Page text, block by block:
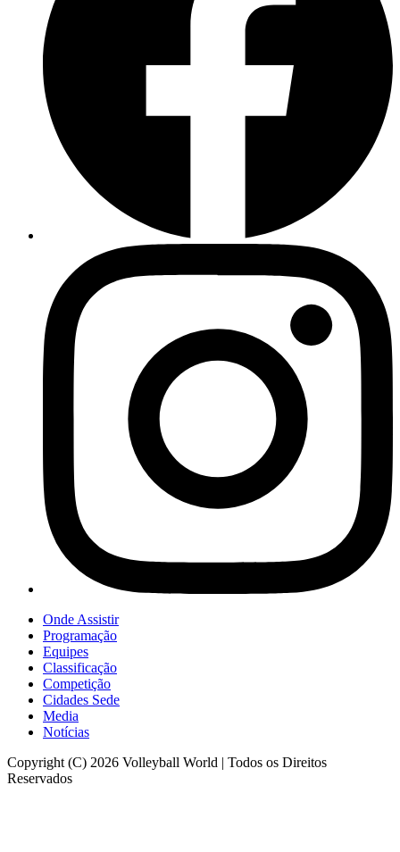
Onde Assistir
Programação
Equipes
Classificação
Competição
Cidades Sede
Media
Notícias
Copyright (C) 2026 Volleyball World | Todos os Direitos
Reservados